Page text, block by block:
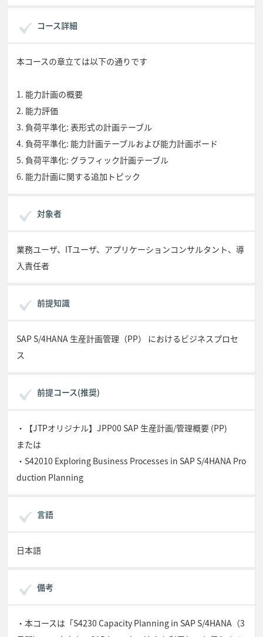
コース詳細
本コースの章立ては以下の通りです
1. 能力計画の概要
2. 能力評価
3. 負荷平準化: 表形式の計画テーブル
4. 負荷平準化: 能力計画テーブルおよび能力計画ボード
5. 負荷平準化: グラフィック計画テーブル
6. 能力計画に関する追加トピック
対象者
業務ユーザ、ITユーザ、アプリケーションコンサルタント、導
入責任者
前提知識
SAP S/4HANA 生産計画管理（PP） におけるビジネスプロセ
ス
前提コース(推奨)
・【JTPオリジナル】JPP00 SAP 生産計画/管理概要 (PP)
または
・S42010 Exploring Business Processes in SAP S/4HANA Pro
duction Planning
言語
日本語
備考
・本コースは「S4230 Capacity Planning in SAP S/4HANA（3